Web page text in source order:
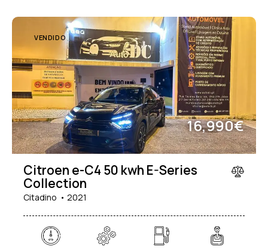
VENDIDO
16,990€
Citroen e-C4 50 kwh E-Series
Collection
Citadino 2021